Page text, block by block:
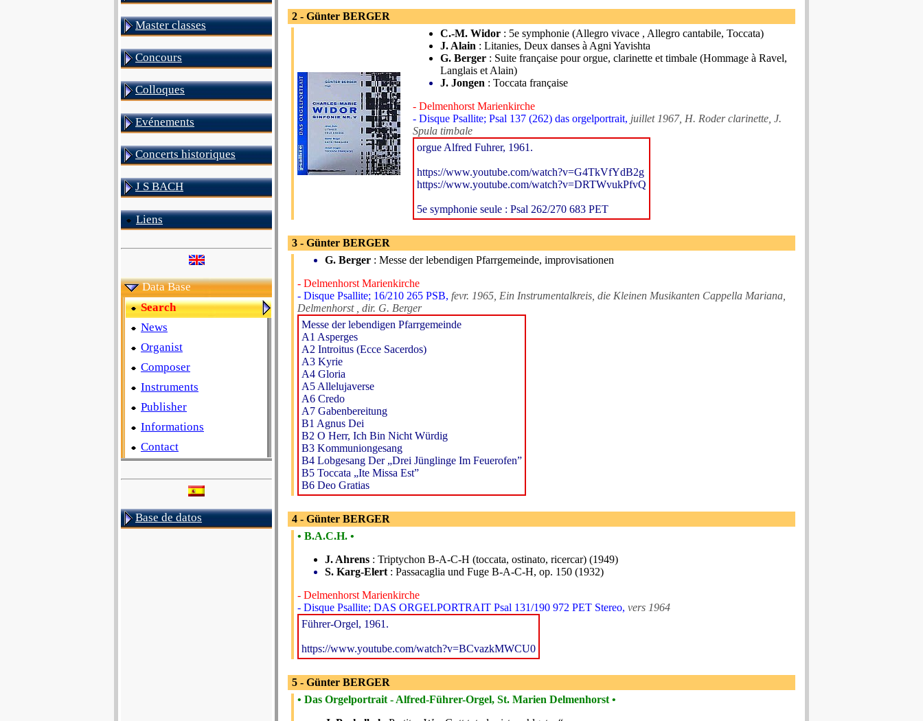
Master classes
Concours
Colloques
Evénements
Concerts historiques
J S BACH
Liens
Data Base
Search
News
Organist
Composer
Instruments
Publisher
Informations
Contact
Base de datos
2 - Günter BERGER
C.-M. Widor : 5e symphonie (Allegro vivace , Allegro cantabile, Toccata)
J. Alain : Litanies, Deux danses à Agni Yavishta
G. Berger : Suite française pour orgue, clarinette et timbale (Hommage à Ravel,
Langlais et Alain)
J. Jongen : Toccata française
- Delmenhorst Marienkirche
- Disque Psallite; Psal 137 (262) das orgelportrait, juillet 1967, H. Roder clarinette, J.
Spula timbale
orgue Alfred Fuhrer, 1961.
https://www.youtube.com/watch?v=G4TkVfYdB2g
https://www.youtube.com/watch?v=DRTWvukPfvQ
5e symphonie seule : Psal 262/270 683 PET
3 - Günter BERGER
G. Berger : Messe der lebendigen Pfarrgemeinde, improvisationen
- Delmenhorst Marienkirche
- Disque Psallite; 16/210 265 PSB, fevr. 1965, Ein Instrumentalkreis, die Kleinen Musikanten Cappella Mariana,
Delmenhorst , dir. G. Berger
Messe der lebendigen Pfarrgemeinde
A1 Asperges
A2 Introitus (Ecce Sacerdos)
A3 Kyrie
A4 Gloria
A5 Allelujaverse
A6 Credo
A7 Gabenbereitung
B1 Agnus Dei
B2 O Herr, Ich Bin Nicht Würdig
B3 Kommuniongesang
B4 Lobgesang Der „Drei Jünglinge Im Feuerofen”
B5 Toccata „Ite Missa Est”
B6 Deo Gratias
4 - Günter BERGER
• B.A.C.H. •
J. Ahrens : Triptychon B-A-C-H (toccata, ostinato, ricercar) (1949)
S. Karg-Elert : Passacaglia und Fuge B-A-C-H, op. 150 (1932)
- Delmenhorst Marienkirche
- Disque Psallite; DAS ORGELPORTRAIT Psal 131/190 972 PET Stereo, vers 1964
Führer-Orgel, 1961.
https://www.youtube.com/watch?v=BCvazkMWCU0
5 - Günter BERGER
• Das Orgelportrait - Alfred-Führer-Orgel, St. Marien Delmenhorst •